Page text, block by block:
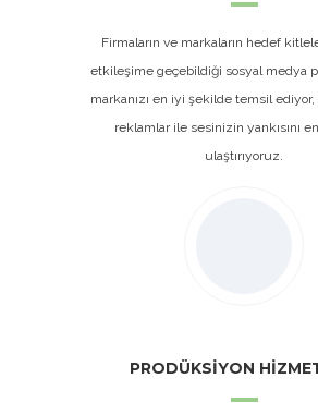
Firmaların ve markaların hedef
etkileşime geçebildiği sosyal medya
markanızı en iyi şekilde temsil
reklamlar ile sesinizin yankısını
ulaştırıyoruz.
PRODÜKSİYON